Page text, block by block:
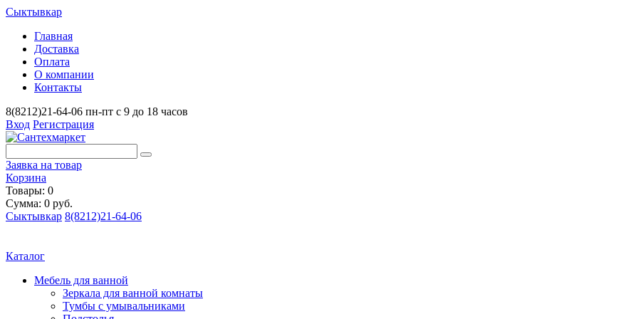
Сыктывкар
Главная
Доставка
Оплата
О компании
Контакты
8(8212)21-64-06 пн-пт с 9 до 18 часов
Вход Регистрация
Заявка на товар
Корзина
Товары: 0
Сумма: 0 руб.
Сыктывкар 8(8212)21-64-06
Каталог
Мебель для ванной
Зеркала для ванной комнаты
Тумбы с умывальниками